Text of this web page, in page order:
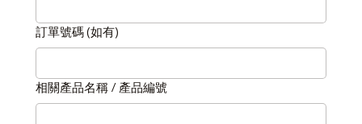
訂單號碼 (如有)
相關產品名稱 / 產品編號